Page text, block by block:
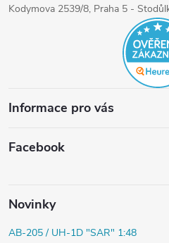
Kodymova 2539/8, Praha 5 -
Informace pro vás
Facebook
Novinky
AB-205 / UH-1D "SAR" 1:48